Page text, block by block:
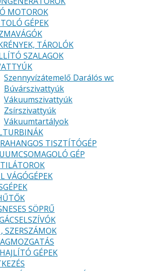
MOTOROK
GÉPEK
TÁROLÓK
SZALAGOK
Szennyvízátemelő Darálós wc
Búvárszivattyúk
Vákuumszivattyúk
Zsírszivattyúk
Vákuumtartályok
TISZTÍTÓGÉP
GÉP
VÁGÓGÉPEK
SÖPRŰ
SZERSZÁMOK
GÉPEK